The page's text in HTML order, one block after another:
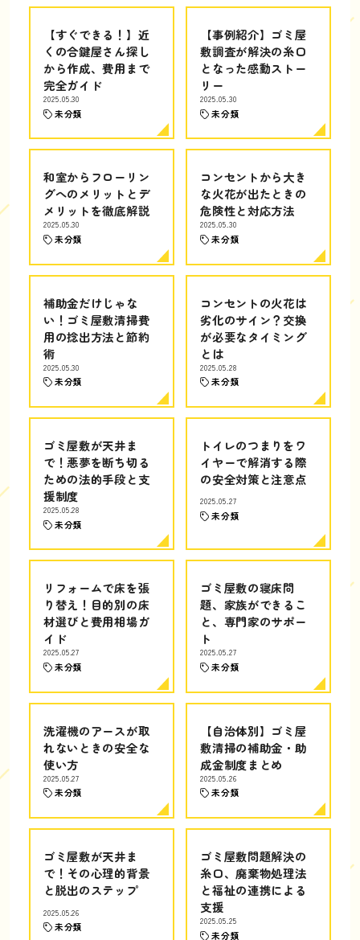
【すぐできる！】近
くの合鍵屋さん探し
から作成、費用まで
完全ガイド
2025.05.30
未分類
【事例紹介】ゴミ屋
敷調査が解決の糸口
となった感動ストー
リー
2025.05.30
未分類
和室からフローリン
グへのメリットとデ
メリットを徹底解説
2025.05.30
未分類
コンセントから大き
な火花が出たときの
危険性と対応方法
2025.05.30
未分類
補助金だけじゃな
い！ゴミ屋敷清掃費
用の捻出方法と節約
術
2025.05.30
未分類
コンセントの火花は
劣化のサイン？交換
が必要なタイミング
とは
2025.05.28
未分類
ゴミ屋敷が天井ま
で！悪夢を断ち切る
ための法的手段と支
援制度
2025.05.28
未分類
トイレのつまりをワ
イヤーで解消する際
の安全対策と注意点
2025.05.27
未分類
リフォームで床を張
り替え！目的別の床
材選びと費用相場ガ
イド
2025.05.27
未分類
ゴミ屋敷の寝床問
題、家族ができるこ
と、専門家のサポー
ト
2025.05.27
未分類
洗濯機のアースが取
れないときの安全な
使い方
2025.05.27
未分類
【自治体別】ゴミ屋
敷清掃の補助金・助
成金制度まとめ
2025.05.26
未分類
ゴミ屋敷が天井ま
で！その心理的背景
と脱出のステップ
2025.05.26
未分類
ゴミ屋敷問題解決の
糸口、廃棄物処理法
と福祉の連携による
支援
2025.05.25
未分類